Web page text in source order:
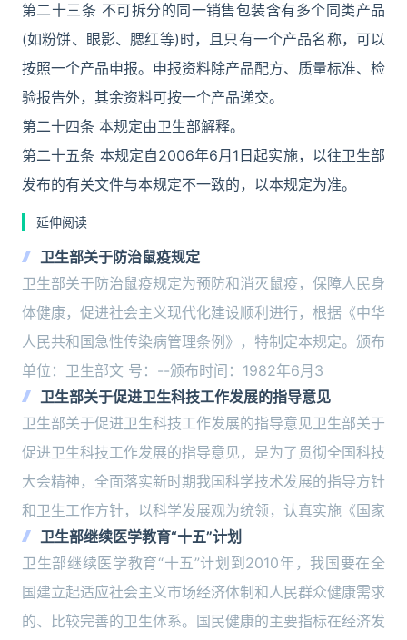
第二十三条 不可拆分的同一销售包装含有多个同类产品
(如粉饼、眼影、腮红等)时，且只有一个产品名称，可以
按照一个产品申报。申报资料除产品配方、质量标准、检
验报告外，其余资料可按一个产品递交。
第二十四条 本规定由卫生部解释。
第二十五条 本规定自2006年6月1日起实施，以往卫生部
发布的有关文件与本规定不一致的，以本规定为准。
延伸阅读
卫生部关于防治鼠疫规定
卫生部关于防治鼠疫规定为预防和消灭鼠疫，保障人民身
体健康，促进社会主义现代化建设顺利进行，根据《中华
人民共和国急性传染病管理条例》，特制定本规定。颁布
单位：卫生部文 号：--颁布时间：1982年6月3
卫生部关于促进卫生科技工作发展的指导意见
卫生部关于促进卫生科技工作发展的指导意见卫生部关于
促进卫生科技工作发展的指导意见，是为了贯彻全国科技
大会精神，全面落实新时期我国科学技术发展的指导方针
和卫生工作方针，以科学发展观为统领，认真实施《国家
卫生部继续医学教育“十五”计划
卫生部继续医学教育“十五”计划到2010年，我国要在全
国建立起适应社会主义市场经济体制和人民群众健康需求
的、比较完善的卫生体系。国民健康的主要指标在经济发